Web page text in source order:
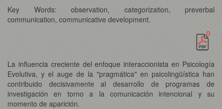
Key Words: observation, categorization, preverbal
communication, communicative development.
La influencia creciente del enfoque interaccionista en Psicología
Evolutiva, y el auge de la "pragmática" en psicolingüística han
contribuido decisivamente al desarrollo de programas de
investigación en torno a la comunicación intencional y su
momento de aparición.